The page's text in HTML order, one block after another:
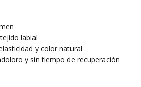
labial
y color natural
y sin tiempo de recuperación